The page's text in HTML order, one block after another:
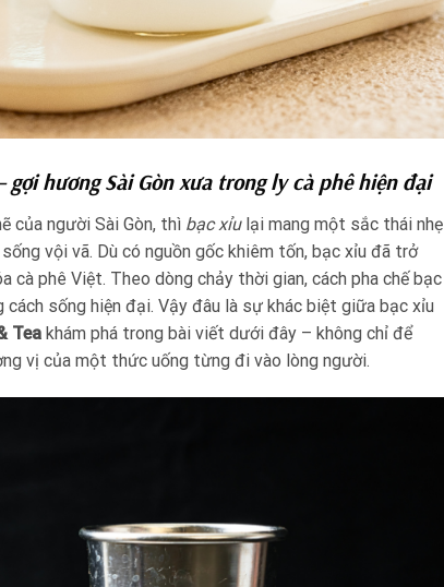
hương Sài Gòn xưa trong ly cà phê hiện đại
của người Sài Gòn, thì bạc xỉulại mang một sắc thái nhẹ
vội vã. Dù có nguồn gốc khiêm tốn, bạc xỉu đã trở
cà phê Việt. Theo dòng chảy thời gian, cách pha chế bạc
sống hiện đại. Vậy đâu là sự khác biệt giữa bạc xỉu
Tea khám phá trong bài viết dưới đây – không chỉ để
vị của một thức uống từng đi vào lòng người.